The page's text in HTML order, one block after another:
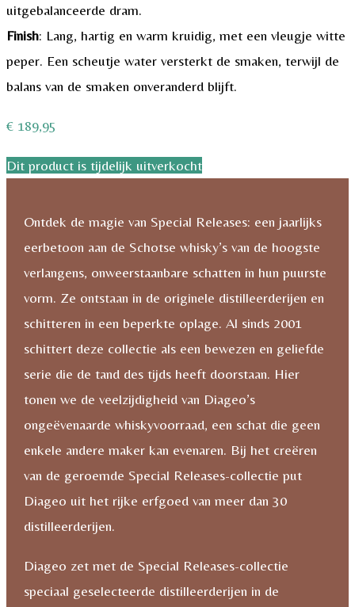
uitgebalanceerde dram.
Finish: Lang, hartig en warm kruidig, met een vleugje witte
peper. Een scheutje water versterkt de smaken, terwijl de
balans van de smaken onveranderd blijft.
€ 189,95
Dit product is tijdelijk uitverkocht
Ontdek de magie van Special Releases: een jaarlijks
eerbetoon aan de Schotse whisky’s van de hoogste
verlangens, onweerstaanbare schatten in hun puurste
vorm. Ze ontstaan in de originele distilleerderijen en
schitteren in een beperkte oplage. Al sinds 2001
schittert deze collectie als een bewezen en geliefde
serie die de tand des tijds heeft doorstaan. Hier
tonen we de veelzijdigheid van Diageo’s
ongeëvenaarde whiskyvoorraad, een schat die geen
enkele andere maker kan evenaren. Bij het creëren
van de geroemde Special Releases-collectie put
Diageo uit het rijke erfgoed van meer dan 30
distilleerderijen.
Diageo zet met de Special Releases-collectie
speciaal geselecteerde distilleerderijen in de